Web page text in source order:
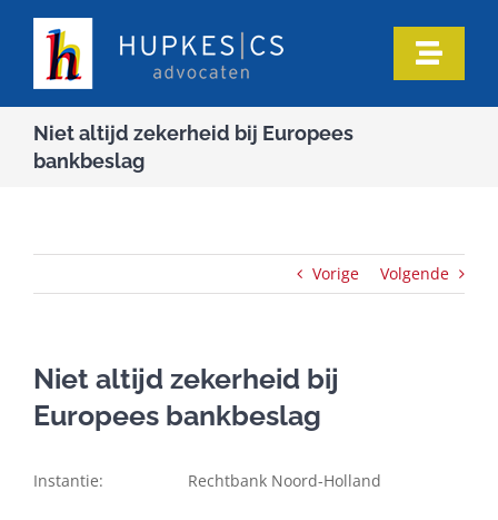
inhoud
Toggle
In de media
Artikelen
Niet altijd zekerheid bij Europees
bankbeslag
Vorige Volgende
Niet altijd zekerheid bij
Europees bankbeslag
Instantie: Rechtbank Noord-Holland